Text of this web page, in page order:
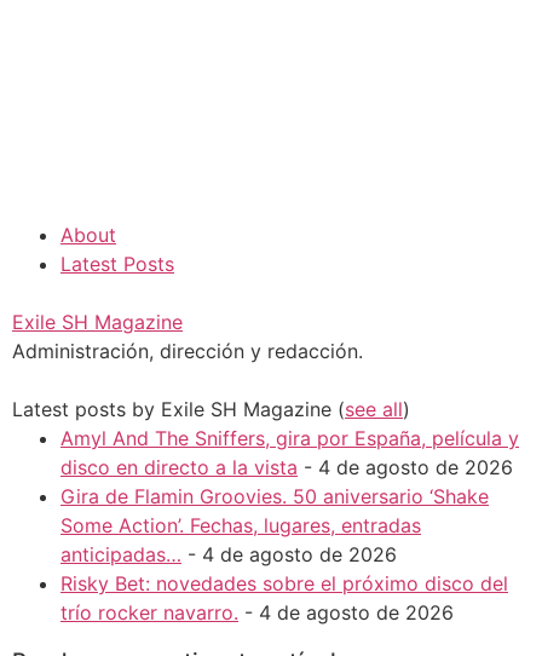
About
Latest Posts
Exile SH Magazine
Administración, dirección y redacción.
Latest posts by Exile SH Magazine (see all)
Amyl And The Sniffers, gira por España, película y
disco en directo a la vista - 4 de agosto de 2026
Gira de Flamin Groovies. 50 aniversario ‘Shake
Some Action’. Fechas, lugares, entradas
anticipadas… - 4 de agosto de 2026
Risky Bet: novedades sobre el próximo disco del
trío rocker navarro. - 4 de agosto de 2026